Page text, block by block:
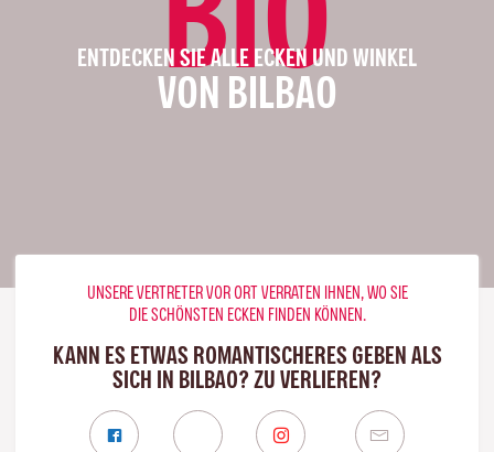
ENTDECKEN SIE ALLE ECKEN UND WINKEL
VON BILBAO
UNSERE VERTRETER VOR ORT VERRATEN IHNEN, WO SIE
DIE SCHÖNSTEN ECKEN FINDEN KÖNNEN.
KANN ES ETWAS ROMANTISCHERES GEBEN ALS
SICH IN BILBAO? ZU VERLIEREN?